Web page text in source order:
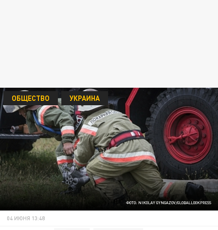
ФОТО: NIKOLAY GYNGAZOV/GLOBALLOOKPRESS
ОБЩЕСТВО УКРАИНА
04 ИЮНЯ 13:48